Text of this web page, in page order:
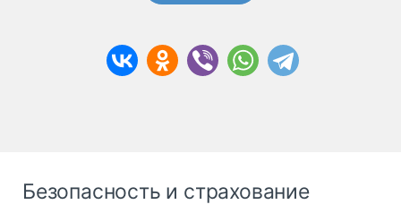
Безопасность и страхование